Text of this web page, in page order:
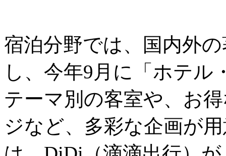
宿泊分野では、国内外
し、今年9月に「ホテル
テーマ別の客室や、お
ジなど、多彩な企画が